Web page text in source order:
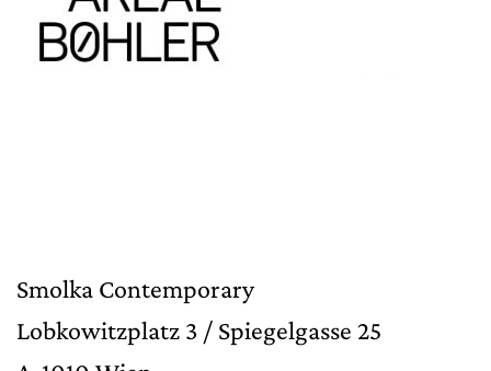
Smolka Contemporary
Lobkowitzplatz 3 / Spiegelgasse 25